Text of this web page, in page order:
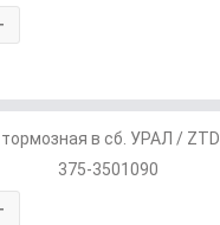
в сб. УРАЛ / ZTD
375-3501090